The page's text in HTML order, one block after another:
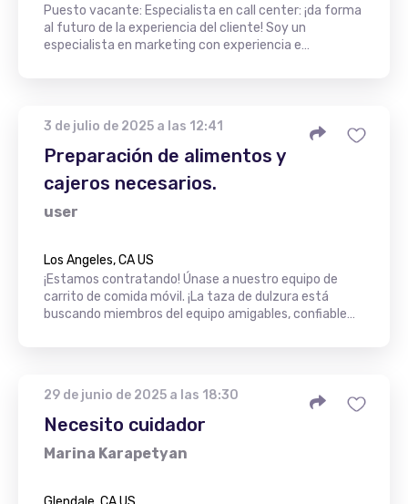
Puesto vacante: Especialista en call center: ¡da forma
al futuro de la experiencia del cliente! Soy un
especialista en marketing con experiencia e…
3 de julio de 2025 a las 12:41
Preparación de alimentos y
cajeros necesarios.
user
Los Angeles, CA US
¡Estamos contratando! Únase a nuestro equipo de
carrito de comida móvil. ¡La taza de dulzura está
buscando miembros del equipo amigables, confiable…
29 de junio de 2025 a las 18:30
Necesito cuidador
Marina Karapetyan